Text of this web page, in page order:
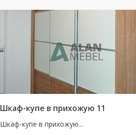
Шкаф-купе в прихожую 11
Шкаф-купе в прихожую...